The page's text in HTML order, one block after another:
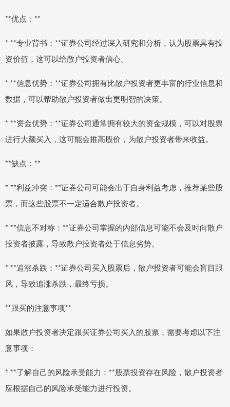
**优点：**
* **专业背书：**证券公司经过深入研究和分析，认为股票具有投
资价值，这可以给散户投资者信心。
* **信息优势：**证券公司拥有比散户投资者更丰富的行业信息和
数据，可以帮助散户投资者做出更明智的决策。
* **资金优势：**证券公司通常拥有较大的资金规模，可以对股票
进行大额买入，这可能会推高股价，为散户投资者带来收益。
**缺点：**
* **利益冲突：**证券公司可能会出于自身利益考虑，推荐某些股
票，而这些股票不一定适合散户投资者。
* **信息不对称：**证券公司掌握的内部信息可能不会及时向散户
投资者披露，导致散户投资者处于信息劣势。
* **追涨杀跌：**证券公司买入股票后，散户投资者可能会盲目跟
风，导致追涨杀跌，最终亏损。
**跟买的注意事项**
如果散户投资者决定跟买证券公司买入的股票，需要考虑以下注
意事项：
* **了解自己的风险承受能力：**股票投资存在风险，散户投资者
应根据自己的风险承受能力进行投资。